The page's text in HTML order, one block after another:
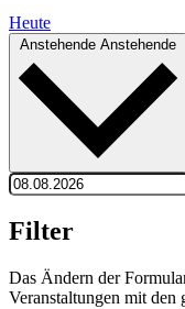
Heute
Anstehende Anstehende
Filter
Das Ändern der
Veranstaltungen mit den